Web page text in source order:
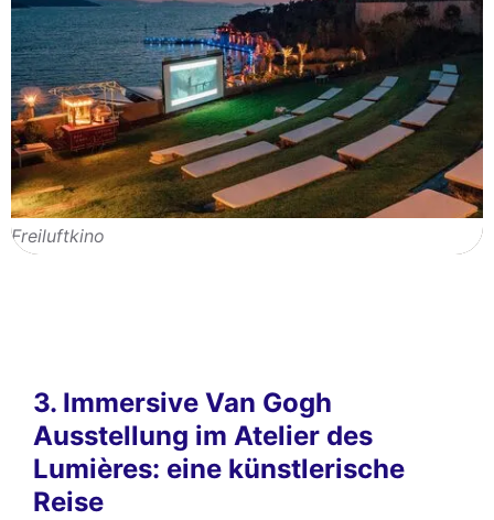
Freiluftkino
3. Immersive Van Gogh
Ausstellung im Atelier des
Lumières: eine künstlerische
Reise